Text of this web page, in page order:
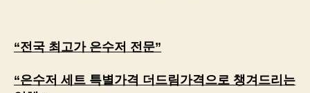
“전국 최고가 은수저 전문”
“은수저 세트 특별가격 더드림가격으로 챙겨드리는